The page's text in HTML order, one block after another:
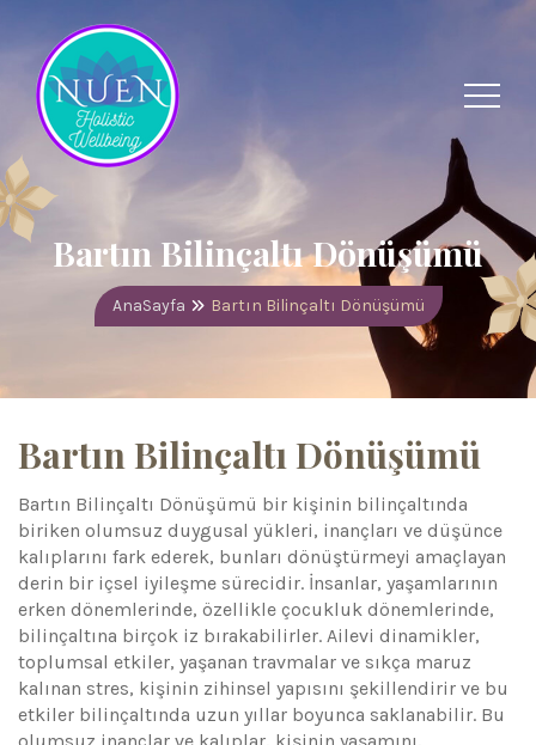
Bartın Bilinçaltı Dönüşümü
AnaSayfa Bartın Bilinçaltı Dönüşümü
Bartın Bilinçaltı Dönüşümü
Bartın Bilinçaltı Dönüşümü bir kişinin bilinçaltında
biriken olumsuz duygusal yükleri, inançları ve düşünce
kalıplarını fark ederek, bunları dönüştürmeyi amaçlayan
derin bir içsel iyileşme sürecidir. İnsanlar, yaşamlarının
erken dönemlerinde, özellikle çocukluk dönemlerinde,
bilinçaltına birçok iz bırakabilirler. Ailevi dinamikler,
toplumsal etkiler, yaşanan travmalar ve sıkça maruz
kalınan stres, kişinin zihinsel yapısını şekillendirir ve bu
etkiler bilinçaltında uzun yıllar boyunca saklanabilir. Bu